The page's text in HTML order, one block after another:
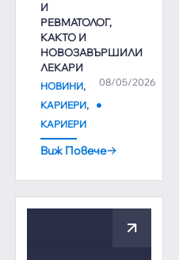
И
РЕВМАТОЛОГ,
КАКТО И
НОВОЗАВЪРШИЛИ
ЛЕКАРИ
08/05/2026
НОВИНИ,
КАРИЕРИ,
КАРИЕРИ
Виж Повече